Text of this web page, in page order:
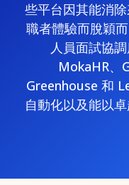
些平台因其能消
職者體驗而脫穎
人員面試協
MokaHR、
Greenhouse 和
自動化以及能以